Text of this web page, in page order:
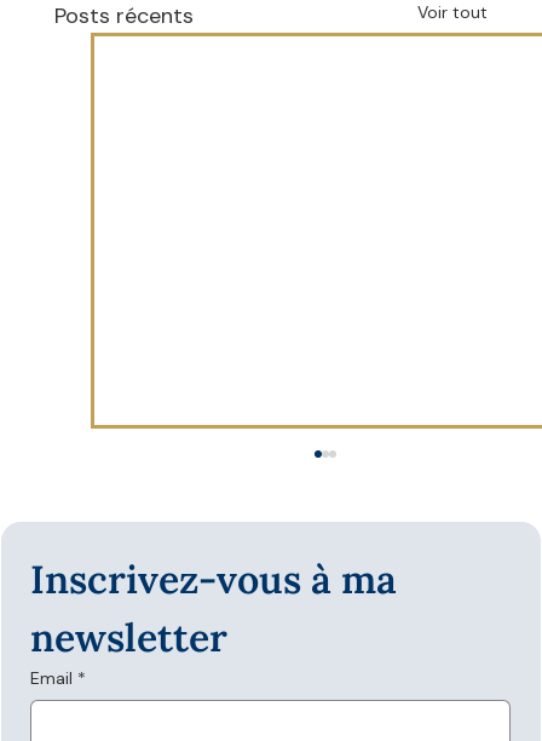
Posts récents Voir tout
Inscrivez-vous à ma
newsletter
Email *